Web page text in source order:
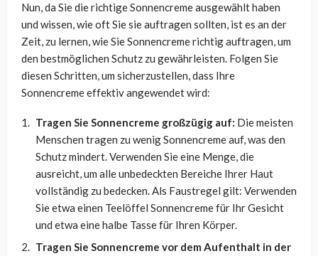
Nun, da Sie die richtige Sonnencreme ausgewählt haben
und wissen, wie oft Sie sie auftragen sollten, ist es an der
Zeit, zu lernen, wie Sie Sonnencreme richtig auftragen, um
den bestmöglichen Schutz zu gewährleisten. Folgen Sie
diesen Schritten, um sicherzustellen, dass Ihre
Sonnencreme effektiv angewendet wird:
Tragen Sie Sonnencreme großzügig auf: Die meisten
Menschen tragen zu wenig Sonnencreme auf, was den
Schutz mindert. Verwenden Sie eine Menge, die
ausreicht, um alle unbedeckten Bereiche Ihrer Haut
vollständig zu bedecken. Als Faustregel gilt: Verwenden
Sie etwa einen Teelöffel Sonnencreme für Ihr Gesicht
und etwa eine halbe Tasse für Ihren Körper.
Tragen Sie Sonnencreme vor dem Aufenthalt in der